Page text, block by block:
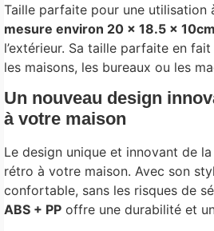
Taille parfaite pour une utilisation
mesure environ 20 × 18.5 × 10cm
l’extérieur. Sa taille parfaite en
les maisons, les bureaux ou les
Un nouveau design
à votre maison
Le design unique et innovant de
rétro à votre maison. Avec son
confortable, sans les risques de
ABS + PP offre une durabilité et